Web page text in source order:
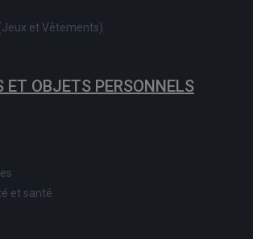
et Vêtements)
ET OBJETS PERSONNELS
et santé